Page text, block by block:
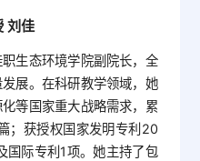
刘佳
生态环境学院副院长，全
展。在科研教学领域，她
等国家重大战略需求，累
；获授权国家发明专利20
国际专利1项。她主持了包